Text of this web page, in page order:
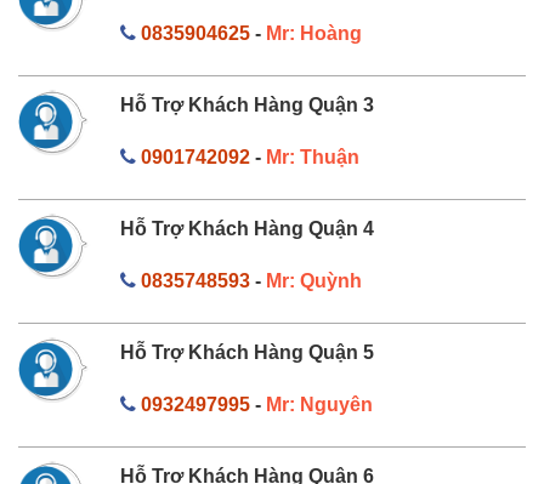
0835904625- Mr: Hoàng
Hỗ Trợ Khách Hàng Quận 3
0901742092- Mr: Thuận
Hỗ Trợ Khách Hàng Quận 4
0835748593- Mr: Quỳnh
Hỗ Trợ Khách Hàng Quận 5
0932497995- Mr: Nguyên
Hỗ Trợ Khách Hàng Quận 6